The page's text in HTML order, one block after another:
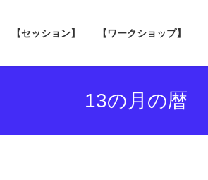
【セッション】 【ワークショップ】
13の月の暦